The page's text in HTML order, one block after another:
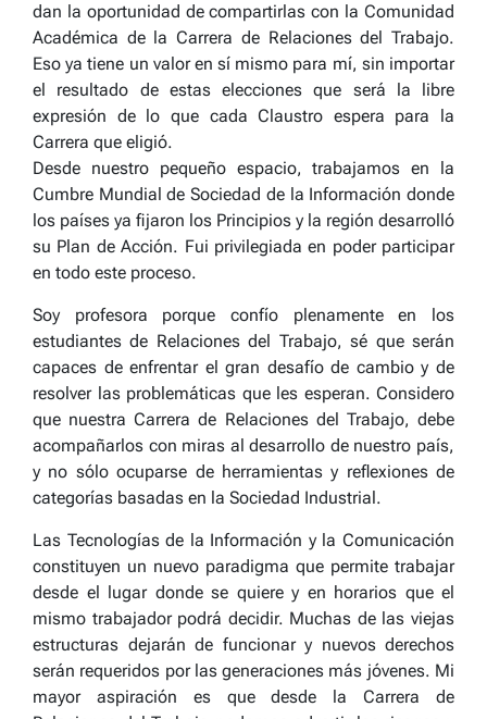
dan la oportunidad de compartirlas con la Comunidad
Académica de la Carrera de Relaciones del Trabajo.
Eso ya tiene un valor en sí mismo para mí, sin importar
el resultado de estas elecciones que será la libre
expresión de lo que cada Claustro espera para la
Carrera que eligió.
Desde nuestro pequeño espacio, trabajamos en la
Cumbre Mundial de Sociedad de la Información donde
los países ya fijaron los Principios y la región desarrolló
su Plan de Acción. Fui privilegiada en poder participar
en todo este proceso.
Soy profesora porque confío plenamente en los
estudiantes de Relaciones del Trabajo, sé que serán
capaces de enfrentar el gran desafío de cambio y de
resolver las problemáticas que les esperan. Considero
que nuestra Carrera de Relaciones del Trabajo, debe
acompañarlos con miras al desarrollo de nuestro país,
y no sólo ocuparse de herramientas y reflexiones de
categorías basadas en la Sociedad Industrial.
Las Tecnologías de la Información y la Comunicación
constituyen un nuevo paradigma que permite trabajar
desde el lugar donde se quiere y en horarios que el
mismo trabajador podrá decidir. Muchas de las viejas
estructuras dejarán de funcionar y nuevos derechos
serán requeridos por las generaciones más jóvenes. Mi
mayor aspiración es que desde la Carrera de